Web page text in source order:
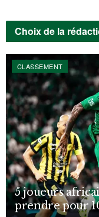
Choix de la
CLASSEMENT
5 joueurs
prendre pour